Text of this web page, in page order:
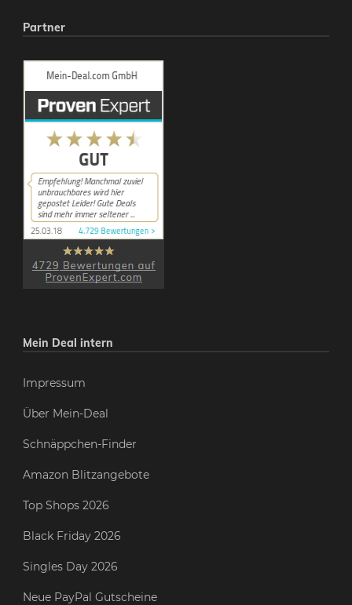
Partner
Mein Deal intern
Impressum
Über Mein-Deal
Schnäppchen-Finder
Amazon Blitzangebote
Top Shops 2026
Black Friday 2026
Singles Day 2026
Neue PayPal Gutscheine